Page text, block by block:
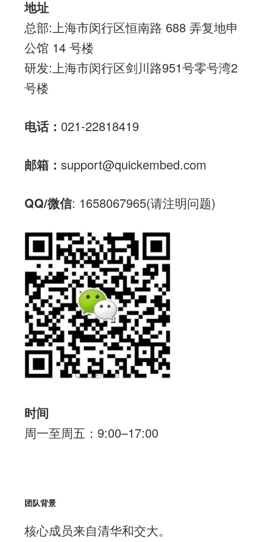
地址
总部:上海市闵行区恒南路 688 弄复地申
公馆 14 号楼
研发:上海市闵行区剑川路951号零号湾2
号楼
电话： 021-22818419
邮箱： support@quickembed.com
QQ/微信: 1658067965(请注明问题)
时间
周一至周五：9:00–17:00
团队背景
核心成员来自清华和交大。